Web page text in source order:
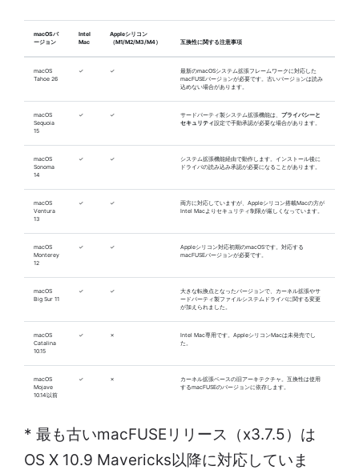
macOSバ
ージョン
Intel
Mac
Appleシリコン
（M1/M2/M3/M4）
互換性に関する注意事項
macOS
Tahoe 26
✓ ✓
最新のmacOSシステム拡張フレームワークに対応した
macFUSEバージョンが必要です。古いバージョンは読み
込めない場合があります。
macOS
Sequoia
15
✓ ✓ サードパーティ製システム拡張機能は、 プライバシーと
セキュリティ設定で手動承認が必要な場合があります。
macOS
Sonoma
14
✓ ✓
システム拡張機能経由で動作します。インストール後に
ドライバの読み込み承認が必要になることがあります。
macOS
Ventura
13
✓ ✓
両方に対応していますが、Appleシリコン搭載Macの方が
Intel Macよりセキュリティ制限が厳しくなっています。
macOS
Monterey
12
✓ ✓
Appleシリコン対応初期のmacOSです。対応する
macFUSEバージョンが必要です。
macOS
Big Sur 11
✓ ✓
大きな転換点となったバージョンで、カーネル拡張やサ
ードパーティ製ファイルシステムドライバに関する変更
が加えられました。
macOS
Catalina
10.15
✓ ✗
Intel Mac専用です。AppleシリコンMacは未発売でし
た。
macOS
Mojave
10.14以前
✓ ✗
カーネル拡張ベースの旧アーキテクチャ。互換性は使用
するmacFUSEのバージョンに依存します。
* 最も古いmacFUSEリリース（x3.7.5）は
OS X 10.9 Mavericks以降に対応していま